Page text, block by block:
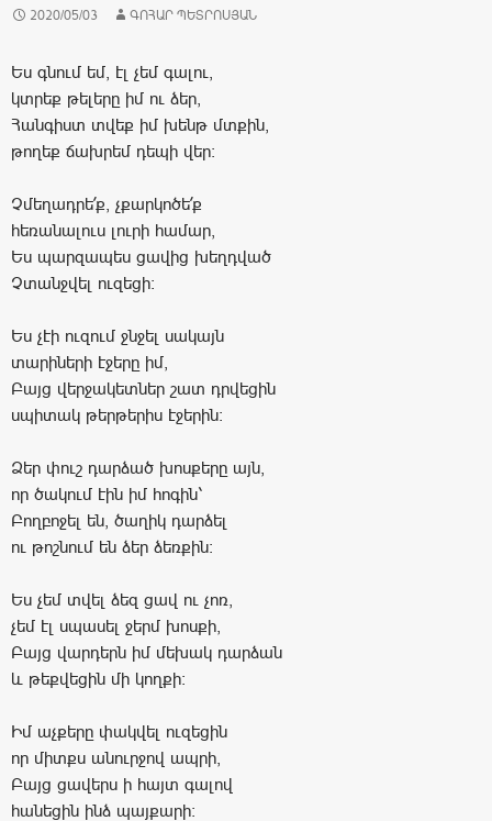
2020/05/03 ԳՈՀԱՐ ՊԵՏՐՈՍՅԱՆ
Ես գնում եմ, էլ չեմ գալու,
կտրեք թելերը իմ ու ձեր,
Հանգիստ տվեք իմ խենթ մտքին,
թողեք ճախրեմ դեպի վեր:
Չմեղադրե՛ք, չքարկոծե՛ք
հեռանալուս լուրի համար,
Ես պարզապես ցավից խեղդված
Չտանջվել ուզեցի:
Ես չէի ուզում ջնջել սակայն
տարիների էջերը իմ,
Բայց վերջակետներ շատ դրվեցին
սպիտակ թերթերիս էջերին:
Ձեր փուշ դարձած խոսքերը այն,
որ ծակում էին իմ հոգին՝
Բողբոջել են, ծաղիկ դարձել
ու թոշնում են ձեր ձեռքին:
Ես չեմ տվել ձեզ ցավ ու չոռ,
չեմ էլ սպասել ջերմ խոսքի,
Բայց վարդերն իմ մեխակ դարձան
և թեքվեցին մի կողքի:
Իմ աչքերը փակվել ուզեցին
որ միտքս անուրջով ապրի,
Բայց ցավերս ի հայտ գալով
հանեցին ինձ պայքարի: